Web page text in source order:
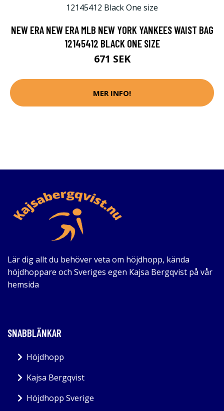
NEW ERA NEW ERA MLB NEW YORK YANKEES WAIST BAG
12145412 BLACK ONE SIZE
671 SEK
MER INFO!
Lär dig allt du behöver veta om höjdhopp, kända
höjdhoppare och Sveriges egen Kajsa Bergqvist på vår
hemsida
SNABBLÄNKAR
Höjdhopp
Kajsa Bergqvist
Höjdhopp Sverige